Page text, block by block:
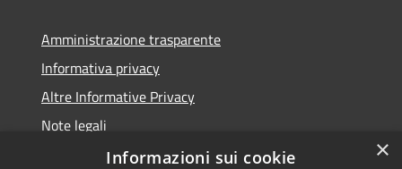
Amministrazione trasparente
Informativa privacy
Altre Informative Privacy
Note legali
Dichiarazione di accessibilità
×
Informazioni sui cookie